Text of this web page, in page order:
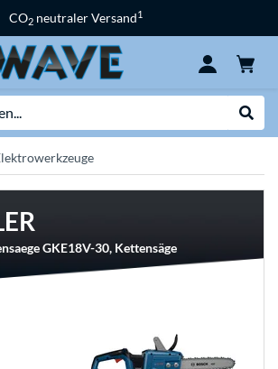
CO2 neutraler Versand1
GKE18V-30, Kettensäge